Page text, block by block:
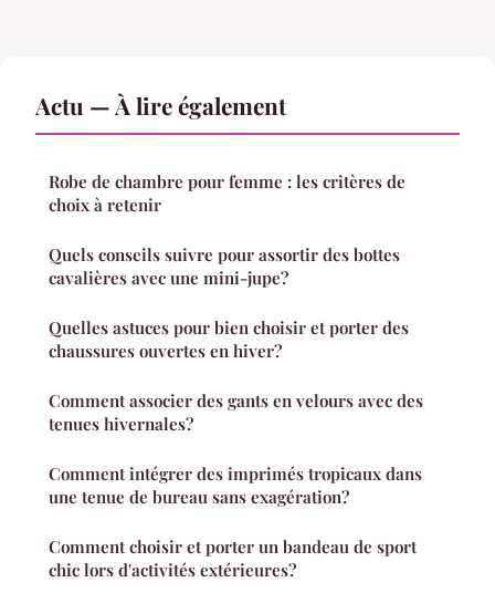
Actu — À lire également
Robe de chambre pour femme : les critères de
choix à retenir
Quels conseils suivre pour assortir des bottes
cavalières avec une mini-jupe?
Quelles astuces pour bien choisir et porter des
chaussures ouvertes en hiver?
Comment associer des gants en velours avec des
tenues hivernales?
Comment intégrer des imprimés tropicaux dans
une tenue de bureau sans exagération?
Comment choisir et porter un bandeau de sport
chic lors d'activités extérieures?